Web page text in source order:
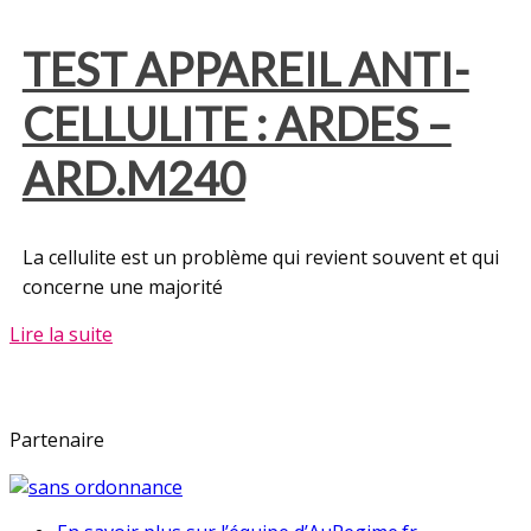
TEST APPAREIL ANTI-
CELLULITE : ARDES –
ARD.M240
La cellulite est un problème qui revient souvent et qui
concerne une majorité
Lire la suite
Partenaire